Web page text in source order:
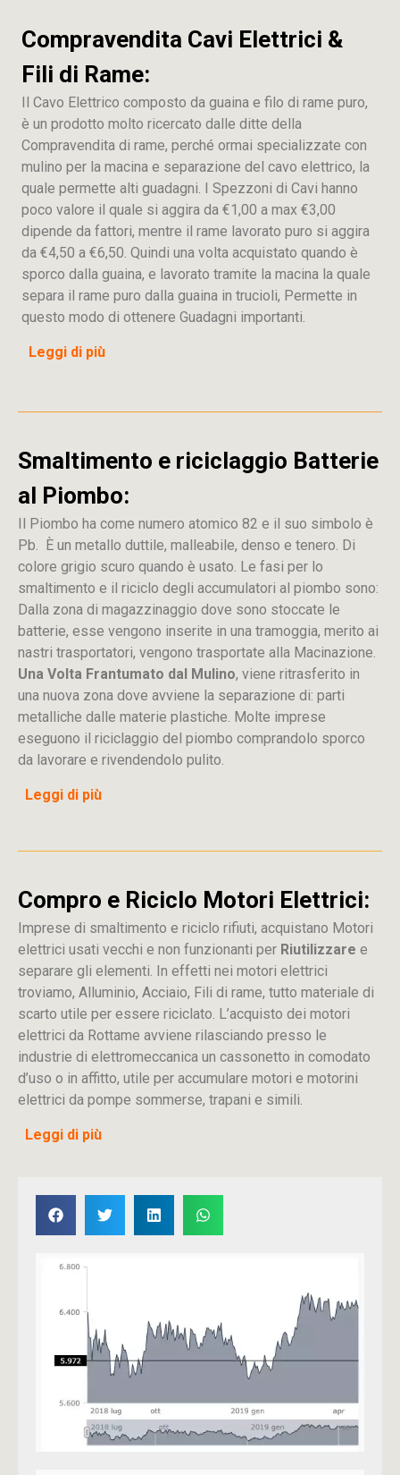
Compravendita Cavi Elettrici &
Fili di Rame:
Il Cavo Elettrico composto da guaina e filo di rame puro,
è un prodotto molto ricercato dalle ditte della
Compravendita di rame, perché ormai specializzate con
mulino per la macina e separazione del cavo elettrico, la
quale permette alti guadagni. I Spezzoni di Cavi hanno
poco valore il quale si aggira da €1,00 a max €3,00
dipende da fattori, mentre il rame lavorato puro si aggira
da €4,50 a €6,50. Quindi una volta acquistato quando è
sporco dalla guaina, e lavorato tramite la macina la quale
separa il rame puro dalla guaina in trucioli, Permette in
questo modo di ottenere Guadagni importanti.
Leggi di più
Smaltimento e riciclaggio Batterie
al Piombo:
Il Piombo ha come numero atomico 82 e il suo simbolo è
Pb. È un metallo duttile, malleabile, denso e tenero. Di
colore grigio scuro quando è usato. Le fasi per lo
smaltimento e il riciclo degli accumulatori al piombo sono:
Dalla zona di magazzinaggio dove sono stoccate le
batterie, esse vengono inserite in una tramoggia, merito ai
nastri trasportatori, vengono trasportate alla Macinazione.
Una Volta Frantumato dal Mulino, viene ritrasferito in
una nuova zona dove avviene la separazione di: parti
metalliche dalle materie plastiche. Molte imprese
eseguono il riciclaggio del piombo comprandolo sporco
da lavorare e rivendendolo pulito.
Leggi di più
Compro e Riciclo Motori Elettrici:
Imprese di smaltimento e riciclo rifiuti, acquistano Motori
elettrici usati vecchi e non funzionanti per Riutilizzare e
separare gli elementi. In effetti nei motori elettrici
troviamo, Alluminio, Acciaio, Fili di rame, tutto materiale di
scarto utile per essere riciclato. L’acquisto dei motori
elettrici da Rottame avviene rilasciando presso le
industrie di elettromeccanica un cassonetto in comodato
d’uso o in affitto, utile per accumulare motori e motorini
elettrici da pompe sommerse, trapani e simili.
Leggi di più